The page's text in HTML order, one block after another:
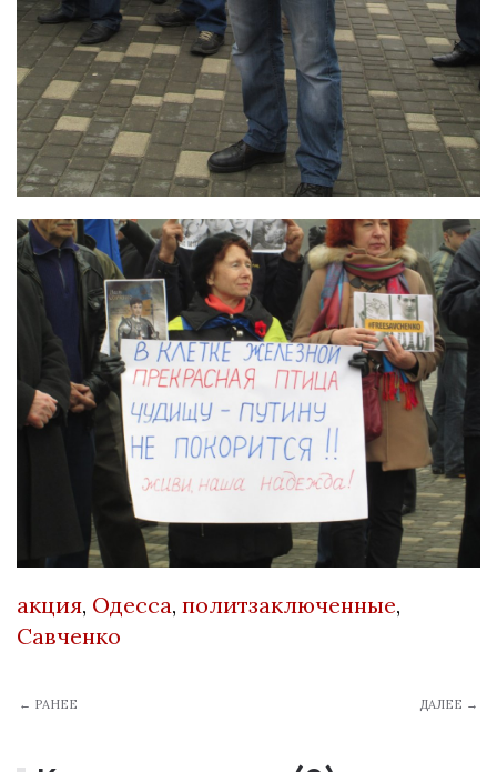
акция, Одесса, политзаключенные,
Савченко
← РАНЕЕ ДАЛЕЕ →